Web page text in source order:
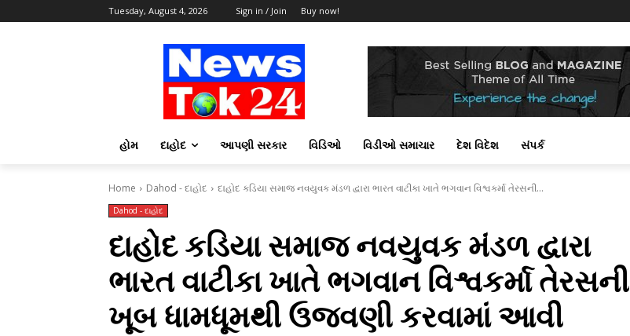
Tuesday, August 4, 2026 Sign in / Join Buy now!
હોમ દાહોદ આપણી સરકાર વિડિઓ વિડીઓ સમાચાર દેશ વિદેશ સંપર્ક
Home Dahod - દાહોદ દાહોદ કડિયા સમાજ નવયુવક મંડળ દ્વારા ભારત વાટીકા ખાતે ભગવાન વિશ્વકર્મા તેરસની...
Dahod - દાહોદ
દાહોદ કડિયા સમાજ નવયુવક મંડળ દ્વારા
ભારત વાટીકા ખાતે ભગવાન વિશ્વકર્મા તેરસની
ખૂબ ધામધૂમથી ઉજવણી કરવામાં આવી